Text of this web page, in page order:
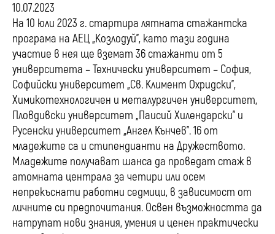
10.07.2023
На 10 юли 2023 г. стартира лятната стажантска
програма на АЕЦ „Козлодуй”, като тази година
участие в нея ще вземат 36 стажанти от 5
университета – Технически университет – София,
Софийски университет „Св. Климент Охридски”,
Химикотехнологичен и металургичен университет,
Пловдивски университет „Паисий Хилендарски” и
Русенски университет „Ангел Кънчев”. 16 от
младежите са и стипендианти на Дружеството.
Младежите получават шанса да проведат стаж в
атомната централа за четири или осем
непрекъснати работни седмици, в зависимост от
личните си предпочитания. Освен възможността да
натрупат нови знания, умения и ценен практически